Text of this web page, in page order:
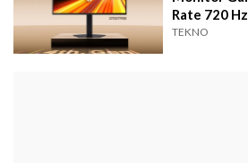
Rate 720 Hz
TEKNO